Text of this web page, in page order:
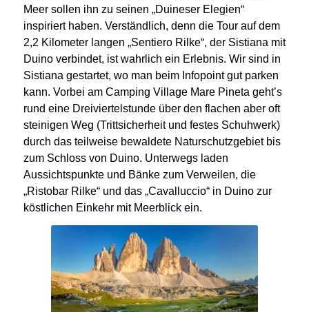
Meer sollen ihn zu seinen „Duineser Elegien“
inspiriert haben. Verständlich, denn die Tour auf dem
2,2 Kilometer langen „Sentiero Rilke“, der Sistiana mit
Duino verbindet, ist wahrlich ein Erlebnis. Wir sind in
Sistiana gestartet, wo man beim Infopoint gut parken
kann. Vorbei am Camping Village Mare Pineta geht’s
rund eine Dreiviertelstunde über den flachen aber oft
steinigen Weg (Trittsicherheit und festes Schuhwerk)
durch das teilweise bewaldete Naturschutzgebiet bis
zum Schloss von Duino. Unterwegs laden
Aussichtspunkte und Bänke zum Verweilen, die
„Ristobar Rilke“ und das „Cavalluccio“ in Duino zur
köstlichen Einkehr mit Meerblick ein.